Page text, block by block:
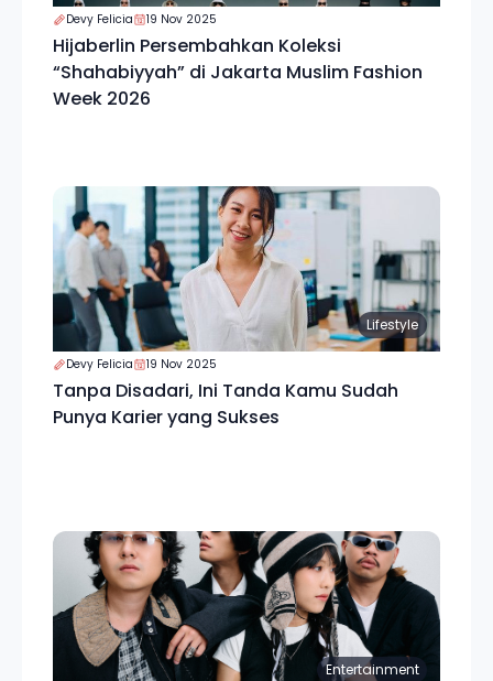
Devy Felicia 19 Nov 2025
Hijaberlin Persembahkan Koleksi
“Shahabiyyah” di Jakarta Muslim Fashion
Week 2026
Lifestyle
Devy Felicia 19 Nov 2025
Tanpa Disadari, Ini Tanda Kamu Sudah
Punya Karier yang Sukses
Entertainment